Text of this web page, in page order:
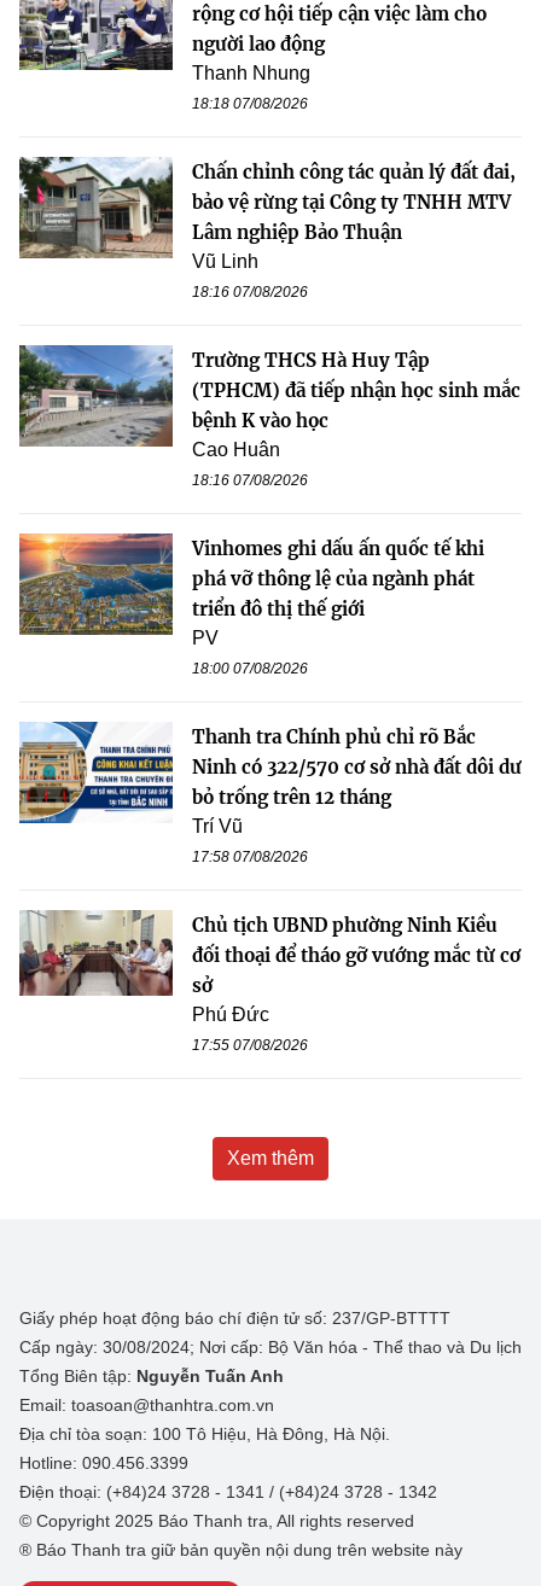
rộng cơ hội tiếp cận việc làm cho
người lao động
Thanh Nhung
18:18 07/08/2026
Chấn chỉnh công tác quản lý đất đai,
bảo vệ rừng tại Công ty TNHH MTV
Lâm nghiệp Bảo Thuận
Vũ Linh
18:16 07/08/2026
Trường THCS Hà Huy Tập
(TPHCM) đã tiếp nhận học sinh mắc
bệnh K vào học
Cao Huân
18:16 07/08/2026
Vinhomes ghi dấu ấn quốc tế khi
phá vỡ thông lệ của ngành phát
triển đô thị thế giới
PV
18:00 07/08/2026
Thanh tra Chính phủ chỉ rõ Bắc
Ninh có 322/570 cơ sở nhà đất dôi dư
bỏ trống trên 12 tháng
Trí Vũ
17:58 07/08/2026
Chủ tịch UBND phường Ninh Kiều
đối thoại để tháo gỡ vướng mắc từ cơ
sở
Phú Đức
17:55 07/08/2026
Xem thêm
Giấy phép hoạt động báo chí điện tử số: 237/GP-BTTTT
Cấp ngày: 30/08/2024; Nơi cấp: Bộ Văn hóa - Thể thao và Du lịch
Tổng Biên tập: Nguyễn Tuấn Anh
Email: toasoan@thanhtra.com.vn
Địa chỉ tòa soạn: 100 Tô Hiệu, Hà Đông, Hà Nội.
Hotline: 090.456.3399
Điện thoại: (+84)24 3728 - 1341 / (+84)24 3728 - 1342
© Copyright 2025 Báo Thanh tra, All rights reserved
® Báo Thanh tra giữ bản quyền nội dung trên website này